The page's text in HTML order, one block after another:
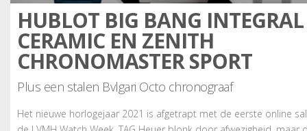
HUBLOT BIG BANG INTEGRAL
CERAMIC EN ZENITH
CHRONOMASTER SPORT
Plus een stalen Bvlgari Octo chronograaf
Het nieuwe horlogejaar 2021 is afgetrapt met de eerste online